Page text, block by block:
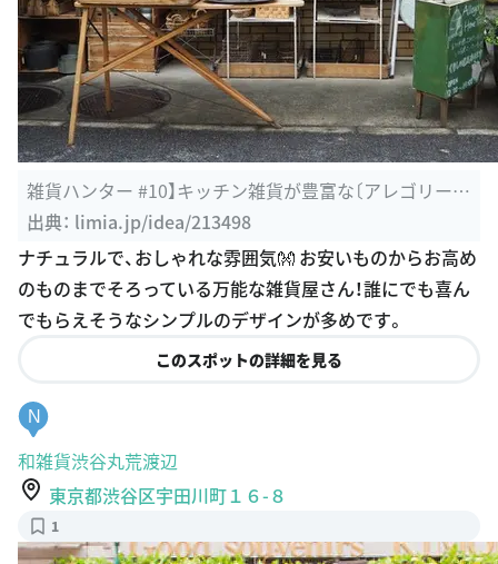
雑貨ハンター #10】キッチン雑貨が豊富な〔アレゴリーホ
ームツールズ ...
出典： limia.jp/idea/213498
ナチュラルで、おしゃれな雰囲気👐 お安いものからお高め
のものまでそろっている万能な雑貨屋さん！誰にでも喜ん
でもらえそうなシンプルのデザインが多めです。
このスポットの詳細を見る
N
和雑貨渋谷丸荒渡辺
東京都渋谷区宇田川町１６-８
1